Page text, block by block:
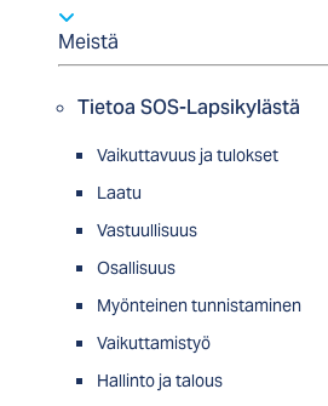
Meistä
Tietoa SOS-Lapsikylästä
Vaikuttavuus ja tulokset
Laatu
Vastuullisuus
Osallisuus
Myön­tei­nen tun­nis­ta­minen
Vaikuttamistyö
Hallinto ja talous